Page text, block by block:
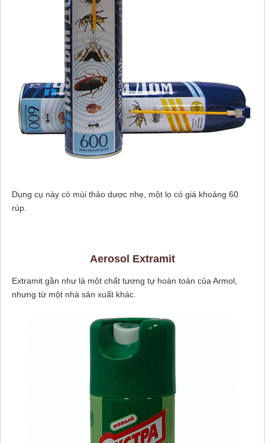
Dụng cụ này có mùi thảo dược nhẹ, một lọ có giá khoảng 60
rúp.
Aerosol Extramit
Extramit gần như là một chất tương tự hoàn toàn của Armol,
nhưng từ một nhà sản xuất khác.